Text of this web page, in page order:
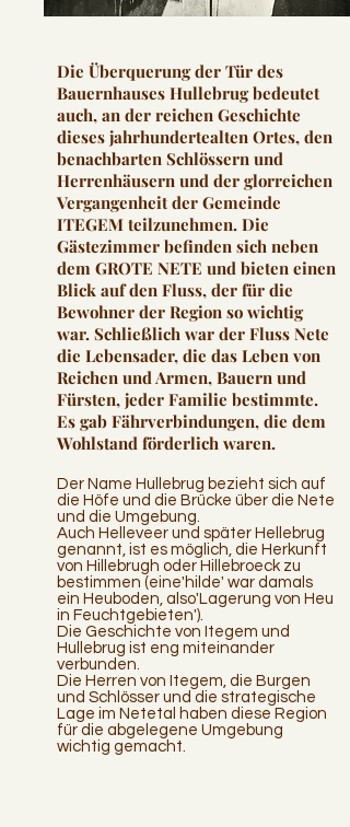
Die Überquerung der Tür des
Bauernhauses Hullebrug bedeutet
auch, an der reichen Geschichte
dieses jahrhundertealten Ortes, den
benachbarten Schlössern und
Herrenhäusern und der glorreichen
Vergangenheit der Gemeinde
ITEGEM teilzunehmen. Die
Gästezimmer befinden sich neben
dem GROTE NETE und bieten einen
Blick auf den Fluss, der für die
Bewohner der Region so wichtig
war. Schließlich war der Fluss Nete
die Lebensader, die das Leben von
Reichen und Armen, Bauern und
Fürsten, jeder Familie bestimmte.
Es gab Fährverbindungen, die dem
Wohlstand förderlich waren.
Der Name Hullebrug bezieht sich auf
die Höfe und die Brücke über die Nete
und die Umgebung.
Auch Helleveer und später Hellebrug
genannt, ist es möglich, die Herkunft
von Hillebrugh oder Hillebroeck zu
bestimmen (eine'hilde' war damals
ein Heuboden, also'Lagerung von Heu
in Feuchtgebieten').
Die Geschichte von Itegem und
Hullebrug ist eng miteinander
verbunden.
Die Herren von Itegem, die Burgen
und Schlösser und die strategische
Lage im Netetal haben diese Region
für die abgelegene Umgebung
wichtig gemacht.